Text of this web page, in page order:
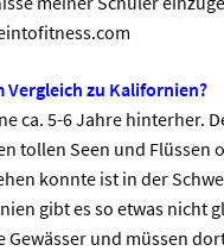
Vergleich zu Kalifornien?
ca. 5-6 Jahre hinterher.
tollen Seen und Flüssen
konnte ist in der
gibt es so etwas nicht
Gewässer und müssen